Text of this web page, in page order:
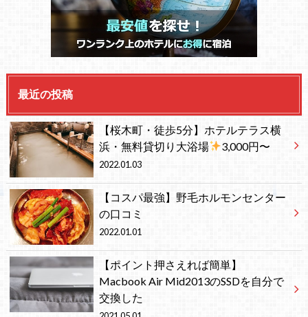
最近の投稿
【桜木町・徒歩5分】ホテルテラス横
浜・無料貸切り大浴場
3,000円〜
2022.01.03
【コスパ最強】野毛ホルモンセンター
の口コミ
2022.01.01
【ポイント押さえれば簡単】
Macbook Air Mid2013のSSDを自分で
交換した